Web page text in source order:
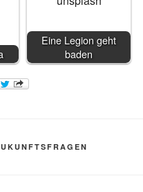
Eine Legion geht
baden